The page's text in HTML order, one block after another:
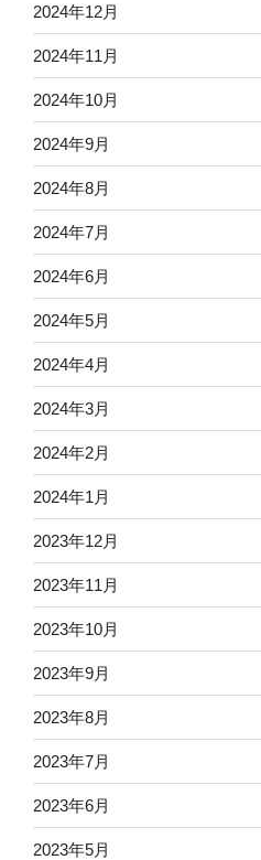
2024年12月
2024年11月
2024年10月
2024年9月
2024年8月
2024年7月
2024年6月
2024年5月
2024年4月
2024年3月
2024年2月
2024年1月
2023年12月
2023年11月
2023年10月
2023年9月
2023年8月
2023年7月
2023年6月
2023年5月